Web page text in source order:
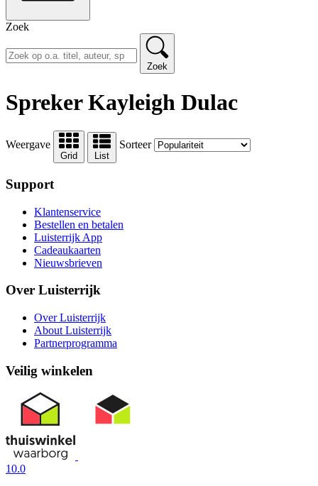
Zoek
Zoek
Spreker Kayleigh Dulac
Weergave
Grid List
Sorteer
Support
Klantenservice
Bestellen en betalen
Luisterrijk App
Cadeaukaarten
Nieuwsbrieven
Over Luisterrijk
Over Luisterrijk
About Luisterrijk
Partnerprogramma
Veilig winkelen
10.0